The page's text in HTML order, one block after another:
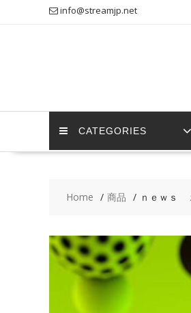
info@streamjp.net
CATEGORIES
Home 商品 ｎｅｗｓ